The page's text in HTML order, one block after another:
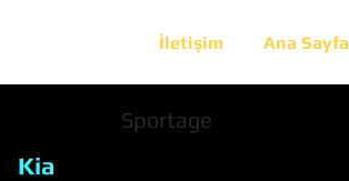
İletişim Ana Sayfa
Sportage
Kia